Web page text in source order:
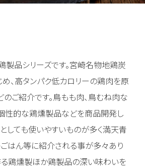
製品シリーズです。宮崎名物地鶏炭
、高タンパク低カロリーの鶏肉を原
ご紹介です。鳥もも肉、鳥むね肉な
性的な鶏燻製品などを商品開発し
しても使いやすいものが多く満天青
はん等に紹介される事が多々あり
る鶏燻製ほか鶏製品の深い味わいを